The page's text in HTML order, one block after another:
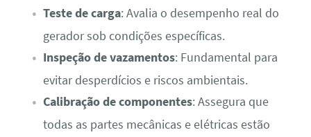
Teste de carga: Avalia o desempenho real do
gerador sob condições específicas.
Inspeção de vazamentos: Fundamental para
evitar desperdícios e riscos ambientais.
Calibração de componentes: Assegura que
todas as partes mecânicas e elétricas estão